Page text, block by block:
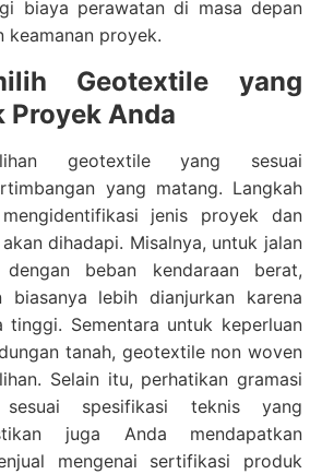
biaya perawatan di masa depan
keamanan proyek.
Geotextile yang
Proyek Anda
geotextile yang sesuai
yang matang. Langkah
jenis proyek dan
dihadapi. Misalnya, untuk jalan
beban kendaraan berat,
biasanya lebih dianjurkan karena
tinggi. Sementara untuk keperluan
tanah, geotextile non woven
Selain itu, perhatikan gramasi
spesifikasi teknis yang
juga Anda mendapatkan
mengenai sertifikasi produk